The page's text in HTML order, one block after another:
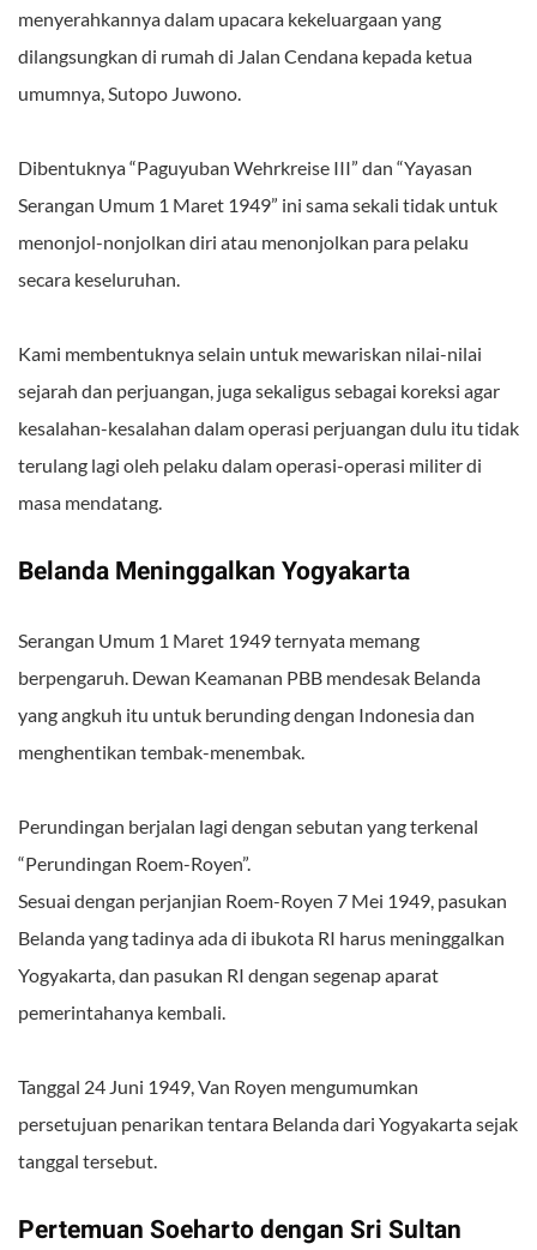
menyerahkannya dalam upacara kekeluargaan yang
dilangsungkan di rumah di Jalan Cendana kepada ketua
umumnya, Sutopo Juwono.
Dibentuknya “Paguyuban Wehrkreise III” dan “Yayasan
Serangan Umum 1 Maret 1949” ini sama sekali tidak untuk
menonjol-nonjolkan diri atau menonjolkan para pelaku
secara keseluruhan.
Kami membentuknya selain untuk mewariskan nilai-nilai
sejarah dan perjuangan, juga sekaligus sebagai koreksi agar
kesalahan-kesalahan dalam operasi perjuangan dulu itu tidak
terulang lagi oleh pelaku dalam operasi-operasi militer di
masa mendatang.
Belanda Meninggalkan Yogyakarta
Serangan Umum 1 Maret 1949 ternyata memang
berpengaruh. Dewan Keamanan PBB mendesak Belanda
yang angkuh itu untuk berunding dengan Indonesia dan
menghentikan tembak-menembak.
Perundingan berjalan lagi dengan sebutan yang terkenal
“Perundingan Roem-Royen”.
Sesuai dengan perjanjian Roem-Royen 7 Mei 1949, pasukan
Belanda yang tadinya ada di ibukota RI harus meninggalkan
Yogyakarta, dan pasukan RI dengan segenap aparat
pemerintahanya kembali.
Tanggal 24 Juni 1949, Van Royen mengumumkan
persetujuan penarikan tentara Belanda dari Yogyakarta sejak
tanggal tersebut.
Pertemuan Soeharto dengan Sri Sultan